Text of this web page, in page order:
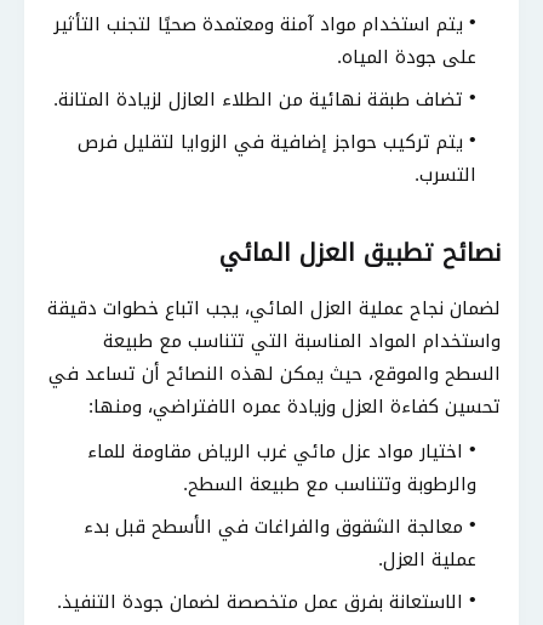
يتم استخدام مواد آمنة ومعتمدة صحيًا لتجنب التأثير
على جودة المياه.
تضاف طبقة نهائية من الطلاء العازل لزيادة المتانة.
يتم تركيب حواجز إضافية في الزوايا لتقليل فرص
التسرب.
نصائح تطبيق العزل المائي
لضمان نجاح عملية العزل المائي، يجب اتباع خطوات دقيقة
واستخدام المواد المناسبة التي تتناسب مع طبيعة
السطح والموقع، حيث يمكن لهذه النصائح أن تساعد في
تحسين كفاءة العزل وزيادة عمره الافتراضي، ومنها:
اختيار مواد عزل مائي غرب الرياض مقاومة للماء
والرطوبة وتتناسب مع طبيعة السطح.
معالجة الشقوق والفراغات في الأسطح قبل بدء
عملية العزل.
الاستعانة بفرق عمل متخصصة لضمان جودة التنفيذ.